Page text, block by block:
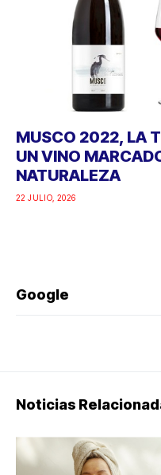
MUSCO 2022, LA
UN VINO
NATURALEZA
22 JULIO, 2026
Google
Noticias